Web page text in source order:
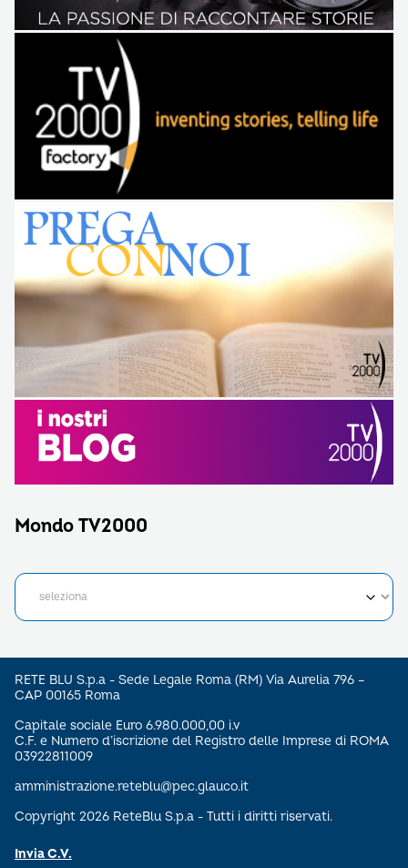
Mondo TV2000
RETE BLU S.p.a - Sede Legale Roma (RM) Via Aurelia 796 –
CAP 00165 Roma
Capitale sociale Euro 6.980.000,00 i.v
C.F. e Numero d’iscrizione del Registro delle Imprese di ROMA
03922811009
amministrazione.reteblu@pec.glauco.it
Copyright 2026 ReteBlu S.p.a - Tutti i diritti riservati.
Invia C.V.